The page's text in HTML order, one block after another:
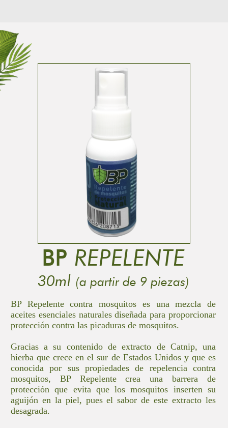
BP REPELENTE
30ml (a partir de 9 piezas)
BP Repelente contra mosquitos es una mezcla de
aceites esenciales naturales diseñada para proporcionar
protección contra las picaduras de mosquitos.
Gracias a su contenido de extracto de Catnip, una
hierba que crece en el sur de Estados Unidos y que es
conocida por sus propiedades de repelencia contra
mosquitos, BP Repelente crea una barrera de
protección que evita que los mosquitos inserten su
aguijón en la piel, pues el sabor de este extracto les
desagrada.